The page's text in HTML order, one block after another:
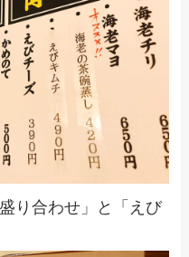
り合わせ」と「えび